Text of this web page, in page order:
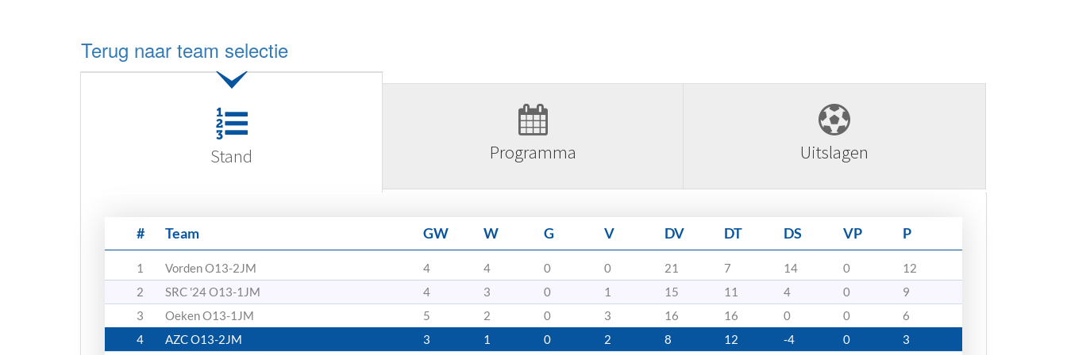
Terug naar team selectie
Stand Programma Uitslagen
# Team GW W G V DV DT DS VP P
1 Vorden O13-2JM 4 4 0 0 21 7 14 0
12
2
SRC '24 O13-1JM 4 3 0 1 15 11 4 0
9
3
Oeken O13-1JM 5 2 0 3 16 16 0 0
6
4
AZC O13-2JM 3 1 0 2 8 12 -4 0
3